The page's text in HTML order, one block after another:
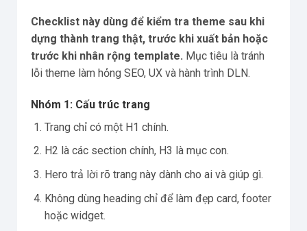
Checklist này dùng để kiểm tra theme sau khi
dựng thành trang thật, trước khi xuất bản hoặc
trước khi nhân rộng template. Mục tiêu là tránh
lỗi theme làm hỏng SEO, UX và hành trình DLN.
Nhóm 1: Cấu trúc trang
Trang chỉ có một H1 chính.
H2 là các section chính, H3 là mục con.
Hero trả lời rõ trang này dành cho ai và giúp gì.
Không dùng heading chỉ để làm đẹp card, footer
hoặc widget.